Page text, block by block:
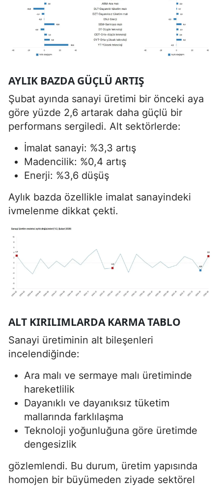
AYLIK BAZDA GÜÇLÜ ARTIŞ
Şubat ayında sanayi üretimi bir önceki aya
göre yüzde 2,6 artarak daha güçlü bir
performans sergiledi. Alt sektörlerde:
İmalat sanayi: %3,3 artış
Madencilik: %0,4 artış
Enerji: %3,6 düşüş
Aylık bazda özellikle imalat sanayindeki
ivmelenme dikkat çekti.
ALT KIRILIMLARDA KARMA TABLO
Sanayi üretiminin alt bileşenleri
incelendiğinde:
Ara malı ve sermaye malı üretiminde
hareketlilik
Dayanıklı ve dayanıksız tüketim
mallarında farklılaşma
Teknoloji yoğunluğuna göre üretimde
dengesizlik
gözlemlendi. Bu durum, üretim yapısında
homojen bir büyümeden ziyade sektörel